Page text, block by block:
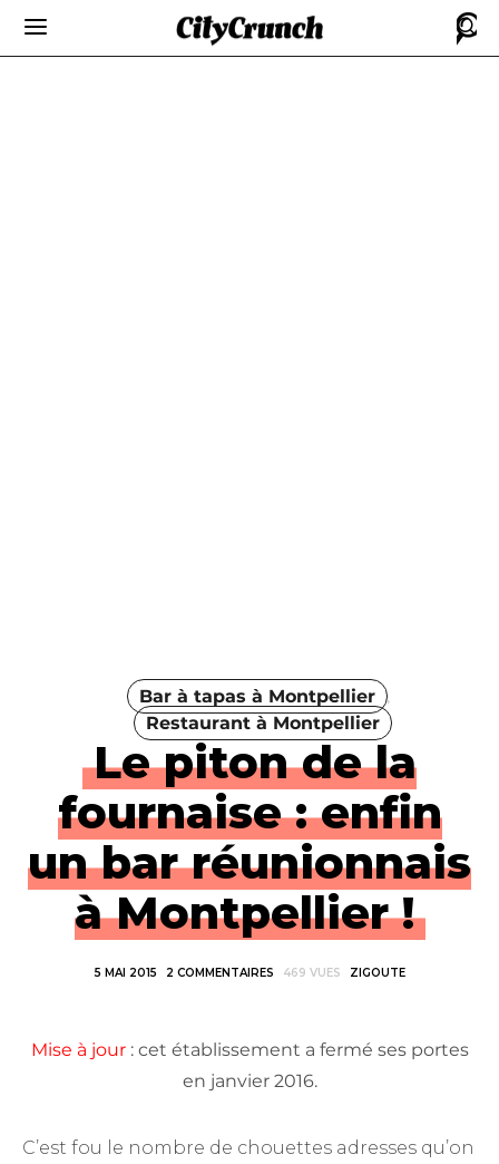
Bar à tapas à Montpellier
Restaurant à Montpellier
Le piton de la
fournaise : enfin
un bar réunionnais
à Montpellier !
5 MAI 2015 2 COMMENTAIRES 469 VUES ZIGOUTE
Mise à jour: cet établissement a fermé ses portes
en janvier 2016.
C’est fou le nombre de chouettes adresses qu’on